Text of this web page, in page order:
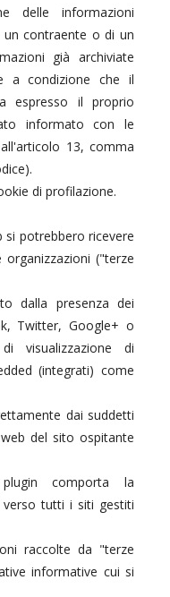
delle informazioni
un contraente o di un
già archiviate
a condizione che il
espresso il proprio
informato con le
13, comma
di profilazione.
si potrebbero ricevere
("terze
dalla presenza dei
Twitter, Google+ o
visualizzazione di
(integrati) come
dai suddetti
del sito ospitante
comporta la
tutti i siti gestiti
raccolte da "terze
informative cui si